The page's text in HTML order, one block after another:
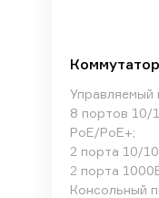
Управляемый
8 портов 10/
PoE/PoE+;
2 порта 10/
2 порта
Консольный